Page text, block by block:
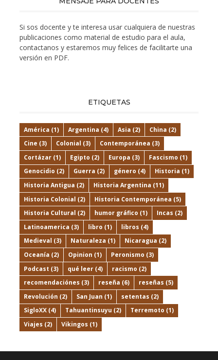
Si sos docente y te interesa usar cualquiera de nuestras
publicaciones como material de estudio para el aula,
contactanos y estaremos muy felices de facilitarte una
versión en PDF.
ETIQUETAS
América (1) Argentina (4) Asia (2) China (2)
Cine (3) Colonial (3) Contemporánea (3)
Cortázar (1) Egipto (2) Europa (3) Fascismo (1)
Genocidio (2) Guerra (2) género (4) Historia (1)
Historia Antigua (2) Historia Argentina (11)
Historia Colonial (2) Historia Contemporánea (5)
Historia Cultural (2) humor gráfico (1) Incas (2)
Latinoamerica (3) libro (1) libros (4)
Medieval (3) Naturaleza (1) Nicaragua (2)
Oceanía (2) Opinion (1) Peronismo (3)
Podcast (3) qué leer (4) racismo (2)
recomendaciónes (3) reseña (6) reseñas (5)
Revolución (2) San Juan (1) setentas (2)
SigloXX (4) Tahuantinsuyu (2) Terremoto (1)
Viajes (2) Vikingos (1)